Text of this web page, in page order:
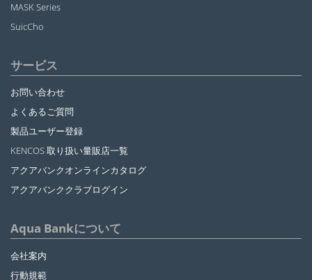
MASK Series
SuicCho
サービス
お問い合わせ
よくあるご質問
製品ユーザー登録
KENCOS 取り扱い量販店一覧
アクアバンクオンラインカタログ
アクアバンククラブログイン
Aqua Bankについて
会社案内
行動規範